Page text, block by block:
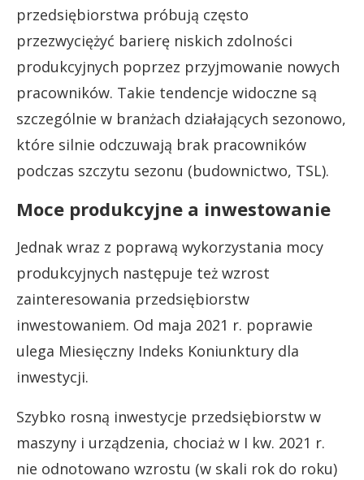
przedsiębiorstwa próbują często
przezwyciężyć barierę niskich zdolności
produkcyjnych poprzez przyjmowanie nowych
pracowników. Takie tendencje widoczne są
szczególnie w branżach działających sezonowo,
które silnie odczuwają brak pracowników
podczas szczytu sezonu (budownictwo, TSL).
Moce produkcyjne a inwestowanie
Jednak wraz z poprawą wykorzystania mocy
produkcyjnych następuje też wzrost
zainteresowania przedsiębiorstw
inwestowaniem. Od maja 2021 r. poprawie
ulega Miesięczny Indeks Koniunktury dla
inwestycji.
Szybko rosną inwestycje przedsiębiorstw w
maszyny i urządzenia, chociaż w I kw. 2021 r.
nie odnotowano wzrostu (w skali rok do roku)